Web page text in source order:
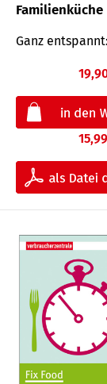
Familienküche
Ganz